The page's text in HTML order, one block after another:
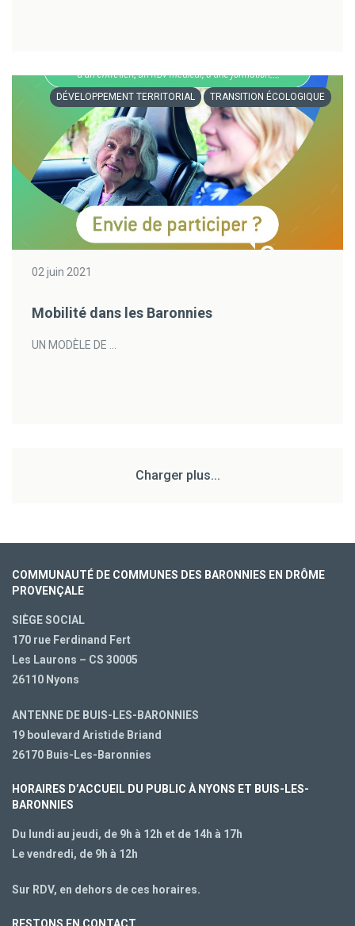
DÉVELOPPEMENT TERRITORIAL TRANSITION ÉCOLOGIQUE
02 juin 2021
Mobilité dans les Baronnies
UN MODÈLE DE ...
Charger plus...
COMMUNAUTÉ DE COMMUNES DES BARONNIES EN DRÔME
PROVENÇALE
SIÈGE SOCIAL
170 rue Ferdinand Fert
Les Laurons – CS 30005
26110 Nyons
ANTENNE DE BUIS-LES-BARONNIES
19 boulevard Aristide Briand
26170 Buis-Les-Baronnies
HORAIRES D’ACCUEIL DU PUBLIC À NYONS ET BUIS-LES-
BARONNIES
Du lundi au jeudi, de 9h à 12h et de 14h à 17h
Le vendredi, de 9h à 12h
Sur RDV, en dehors de ces horaires.